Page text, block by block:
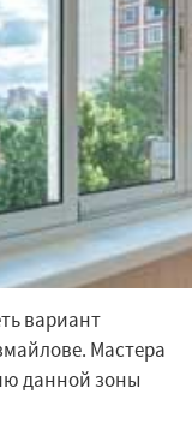
вариант
Мастера
данной зоны
УЗНАТЬ